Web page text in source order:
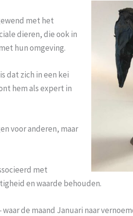
met het
dieren, die ook in
hun omgeving.
dat zich in een kei
hem als expert in
voor anderen, maar
met
en waarde behouden.
de maand Januari naar